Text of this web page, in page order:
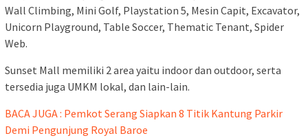
Wall Climbing, Mini Golf, Playstation 5, Mesin Capit, Excavator,
Unicorn Playground, Table Soccer, Thematic Tenant, Spider
Web.
Sunset Mall memiliki 2 area yaitu indoor dan outdoor, serta
tersedia juga UMKM lokal, dan lain-lain.
BACA JUGA : Pemkot Serang Siapkan 8 Titik Kantung Parkir
Demi Pengunjung Royal Baroe